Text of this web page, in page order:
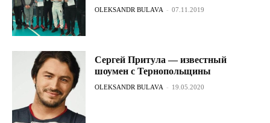
OLEKSANDR BULAVA - 07.11.2019
Сергей Притула — известный
шоумен с Тернопольщины
OLEKSANDR BULAVA - 19.05.2020